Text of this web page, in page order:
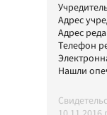
Адрес
Адрес
Телефон
Нашли